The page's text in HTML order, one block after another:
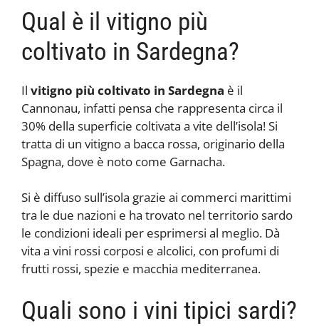
Qual è il vitigno più
coltivato in Sardegna?
Il vitigno più coltivato in Sardegna è il
Cannonau, infatti pensa che rappresenta circa il
30% della superficie coltivata a vite dell’isola! Si
tratta di un vitigno a bacca rossa, originario della
Spagna, dove è noto come Garnacha.
Si è diffuso sull’isola grazie ai commerci marittimi
tra le due nazioni e ha trovato nel territorio sardo
le condizioni ideali per esprimersi al meglio. Dà
vita a vini rossi corposi e alcolici, con profumi di
frutti rossi, spezie e macchia mediterranea.
Quali sono i vini tipici sardi?